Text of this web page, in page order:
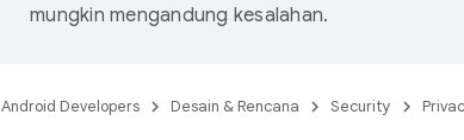
mungkin mengandung kesalahan.
Android Developers Desain & Rencana Security